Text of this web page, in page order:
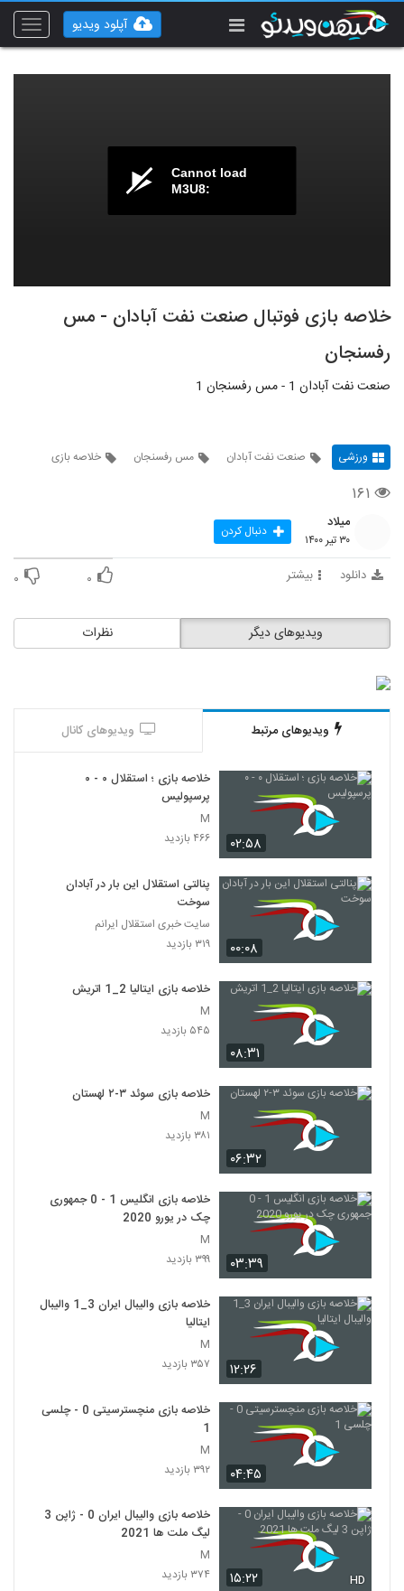
Toggle
آپلود ویدیو
Cannot load
M3U8:
خلاصه بازی فوتبال صنعت نفت آبادان - مس
رفسنجان
صنعت نفت آبادان 1 - مس رفسنجان 1
ورزشی صنعت نفت آبادان مس رفسنجان خلاصه بازی
۱۶۱
میلاد
۳۰ تیر ۱۴۰۰ دنبال کردن
دانلود بیشتر ۰ ۰
نظرات ویدیوهای دیگر
ویدیوهای مرتبط ویدیوهای کانال
۰۲:۵۸
خلاصه بازی ؛ استقلال ۰ - ۰
پرسپولیس
M
۴۶۶ بازدید
۰۰:۰۸
پنالتی استقلال این بار در آبادان
سوخت
سایت خبری استقلال ایرانم
۳۱۹ بازدید
۰۸:۳۱
خلاصه بازی ایتالیا 2_1 اتريش
M
۵۴۵ بازدید
۰۶:۳۲
خلاصه بازی سوئد ۳-۲ لهستان
M
۳۸۱ بازدید
۰۳:۳۹
خلاصه بازی انگلیس 1 - 0 جمهوری
چک در یورو 2020
M
۳۹۹ بازدید
۱۲:۲۶
خلاصه بازی والیبال ایران 3_1 والیبال
ایتالیا
M
۳۵۷ بازدید
۰۴:۴۵
خلاصه بازی منچسترسیتی 0 - چلسی
1
M
۳۹۲ بازدید
۱۵:۲۲ HD
خلاصه بازی والیبال ایران 0 - ژاپن 3
لیگ ملت ها 2021
M
۳۷۴ بازدید